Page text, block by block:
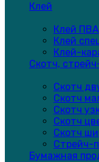
Клей
Клей ПВА
Клей
Клей-
Скотч,
Скотч
Скотч
Скотч
Скотч
Скотч
Стрейч-
Бумажная